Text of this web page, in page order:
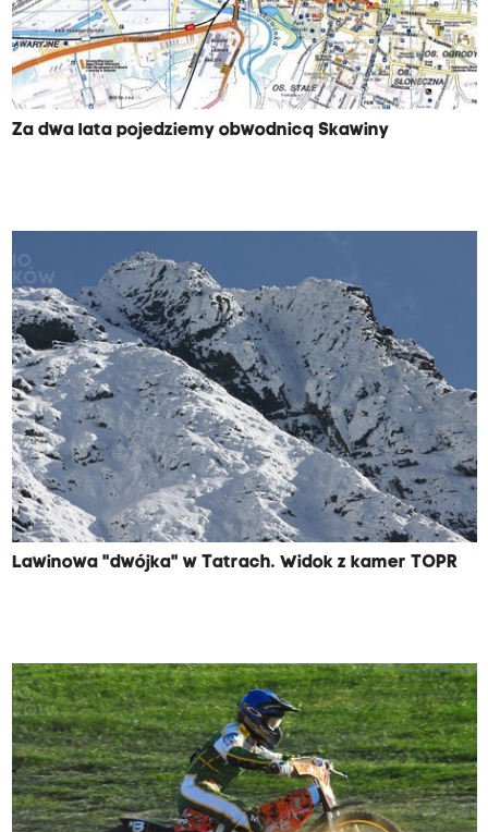
Za dwa lata pojedziemy obwodnicą Skawiny
Lawinowa "dwójka" w Tatrach. Widok z kamer TOPR